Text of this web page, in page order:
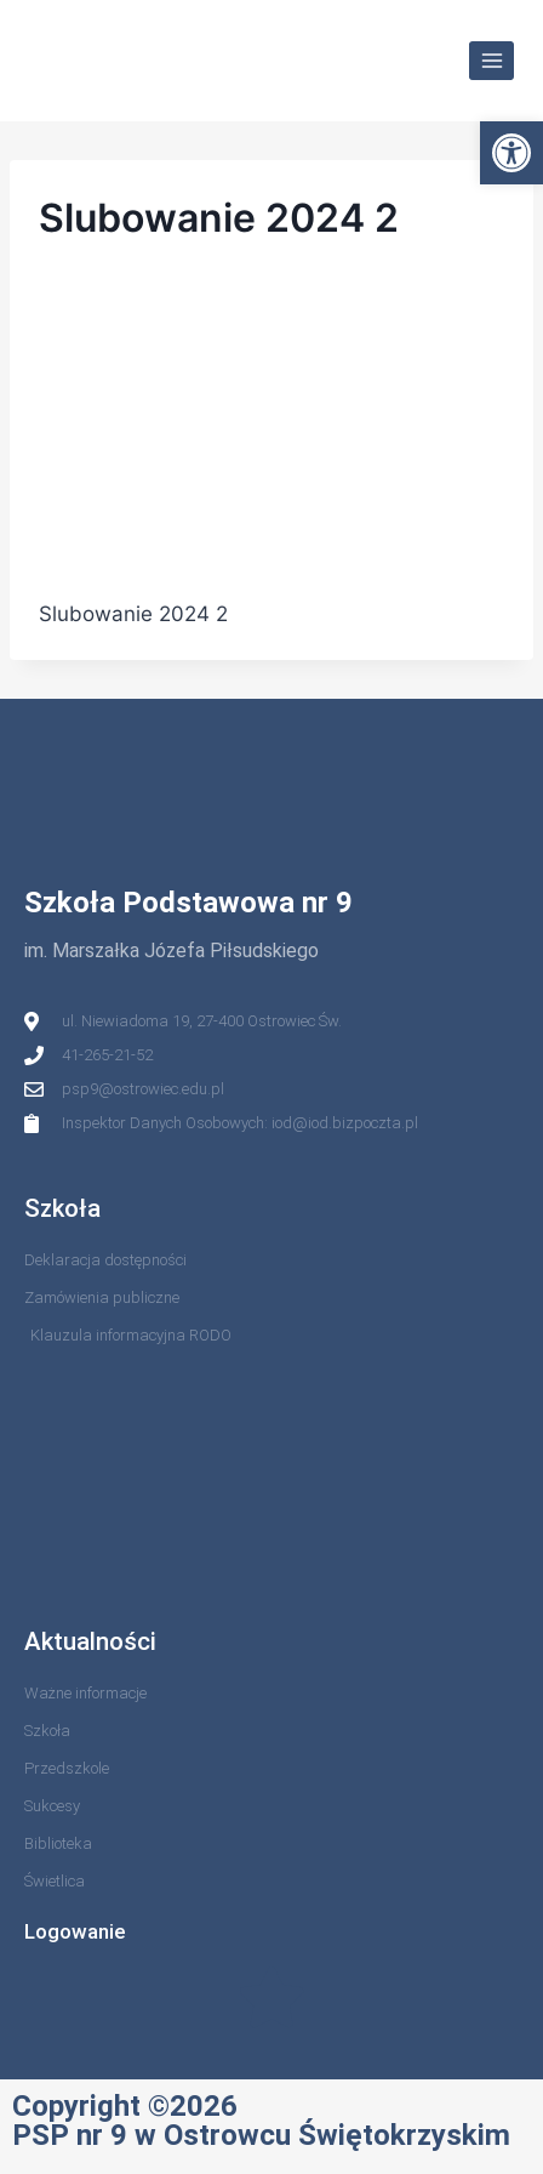
Slubowanie 2024 2
Slubowanie 2024 2
Szkoła Podstawowa nr 9
im. Marszałka Józefa Piłsudskiego
ul. Niewiadoma 19, 27-400 Ostrowiec Św.
41-265-21-52
psp9@ostrowiec.edu.pl
Inspektor Danych Osobowych: iod@iod.bizpoczta.pl
Szkoła
Deklaracja dostępności
Zamówienia publiczne
Klauzula informacyjna RODO
Aktualności
Ważne informacje
Szkoła
Przedszkole
Sukcesy
Biblioteka
Świetlica
Logowanie
Copyright ©2026
PSP nr 9 w Ostrowcu Świętokrzyskim